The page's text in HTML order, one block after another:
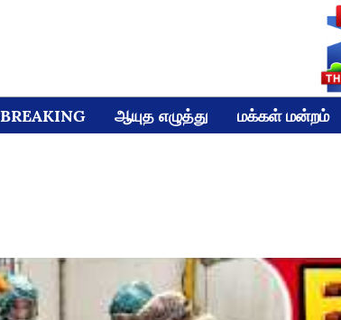
BREAKING ஆயுத எழுத்து மக்கள் மன்றம்